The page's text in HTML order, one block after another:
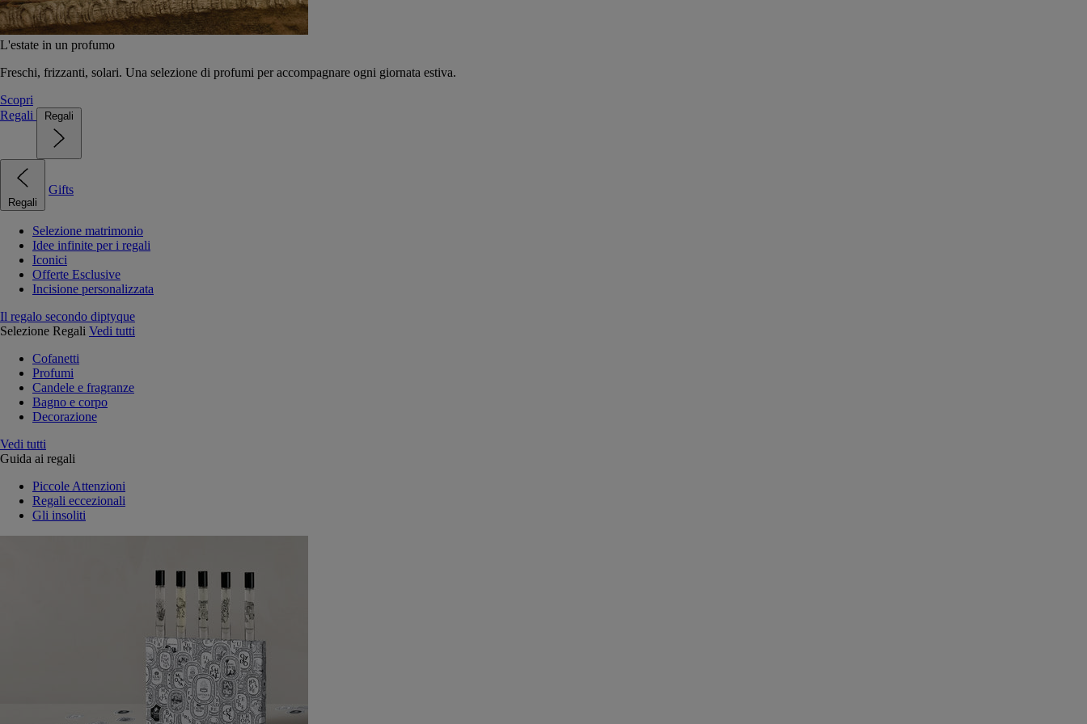
L'estate in un profumo
Freschi, frizzanti, solari. Una selezione di profumi per accompagnare ogni giornata estiva.
Scopri
Regali
Regali
Regali
Gifts
Selezione matrimonio
Idee infinite per i regali
Iconici
Offerte Esclusive
Incisione personalizzata
Il regalo secondo diptyque
Selezione Regali Vedi tutti
Cofanetti
Profumi
Candele e fragranze
Bagno e corpo
Decorazione
Vedi tutti
Guida ai regali
Piccole Attenzioni
Regali eccezionali
Gli insoliti